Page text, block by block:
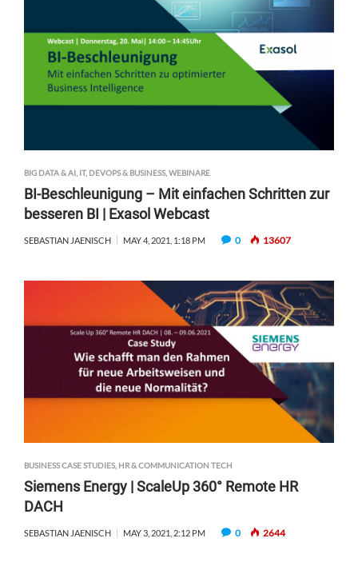
BIG DATA & AI IT, DEVOPS & BUSINESS, WEBINARE
BI-Beschleunigung – Mit einfachen Schritten zur
besseren BI | Exasol Webcast
SEBASTIAN JAENISCH MAY 4, 2021, 1:18 PM 0 13607
BUSINESS CASE STUDIES, HR & COMMUNICATION TECH
Siemens Energy | ScaleUp 360° Remote HR
DACH
SEBASTIAN JAENISCH MAY 3, 2021, 2:12 PM 0 2644